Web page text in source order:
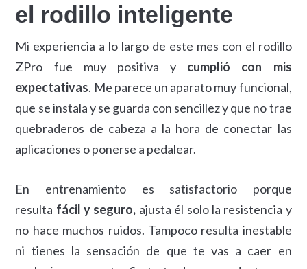
el rodillo inteligente
Mi experiencia a lo largo de este mes con el rodillo
ZPro fue muy positiva y cumplió con mis
expectativas. Me parece un aparato muy funcional,
que se instala y se guarda con sencillez y que no trae
quebraderos de cabeza a la hora de conectar las
aplicaciones o ponerse a pedalear.
En entrenamiento es satisfactorio porque
resulta fácil y seguro, ajusta él solo la resistencia y
no hace muchos ruidos. Tampoco resulta inestable
ni tienes la sensación de que te vas a caer en